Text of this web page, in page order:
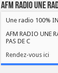
AFM RADIO UNE
Une radio 100%
AFM RADIO UNE
PAS DE C
Rendez-vous ici